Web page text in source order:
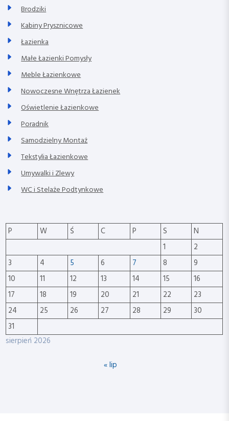
Brodziki
Kabiny Prysznicowe
Łazienka
Małe Łazienki Pomysły
Meble Łazienkowe
Nowoczesne Wnętrza Łazienek
Oświetlenie Łazienkowe
Poradnik
Samodzielny Montaż
Tekstylia Łazienkowe
Umywalki i Zlewy
WC i Stelaże Podtynkowe
sierpień 2026
P W Ś C P S
N
1
2
3
4 5 6 7 8
9
10
11 12 13 14 15
16
17
18 19 20 21 22
23
24
25 26 27 28 29
30
31
« lip